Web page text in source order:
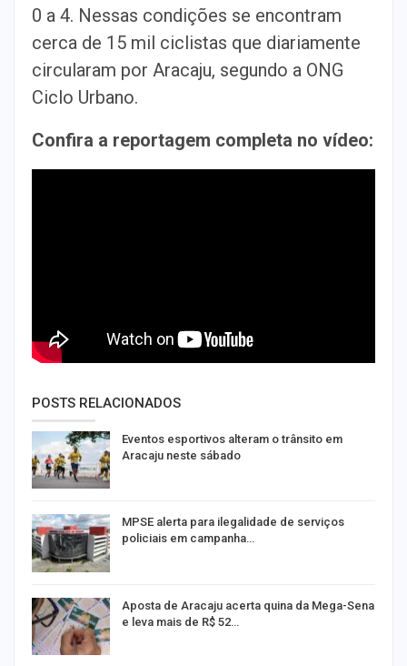
0 a 4. Nessas condições se encontram
cerca de 15 mil ciclistas que diariamente
circularam por Aracaju, segundo a ONG
Ciclo Urbano.
Confira a reportagem completa no vídeo:
POSTS RELACIONADOS
Eventos esportivos alteram o trânsito em
Aracaju neste sábado
MPSE alerta para ilegalidade de serviços
policiais em campanha…
Aposta de Aracaju acerta quina da Mega-Sena
e leva mais de R$ 52…